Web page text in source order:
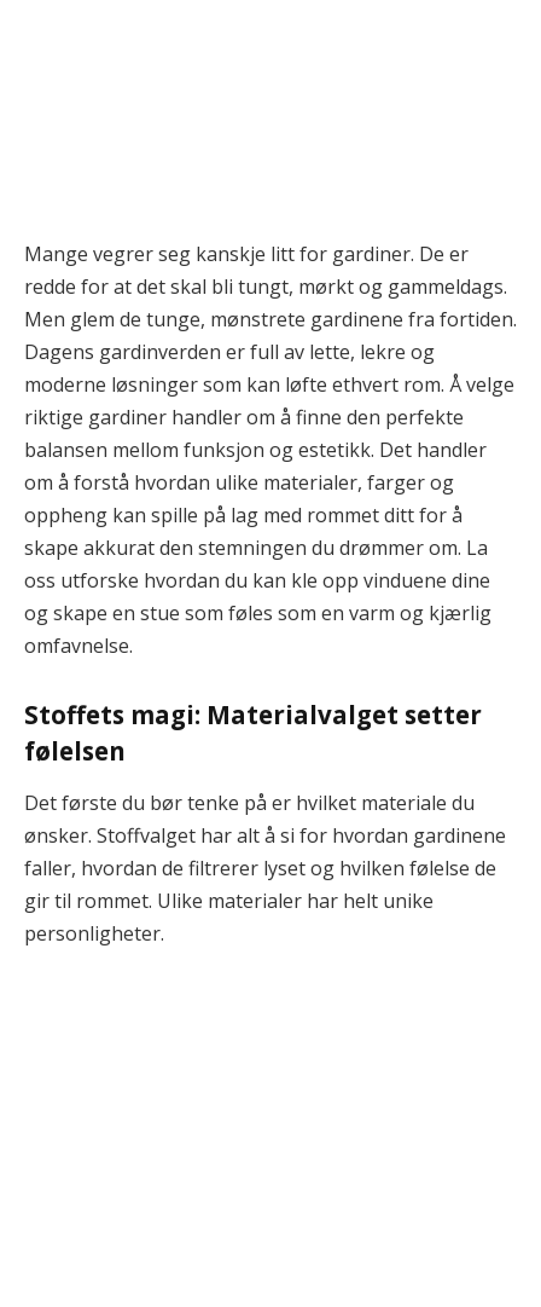
Mange vegrer seg kanskje litt for gardiner. De er
redde for at det skal bli tungt, mørkt og gammeldags.
Men glem de tunge, mønstrete gardinene fra fortiden.
Dagens gardinverden er full av lette, lekre og
moderne løsninger som kan løfte ethvert rom. Å velge
riktige gardiner handler om å finne den perfekte
balansen mellom funksjon og estetikk. Det handler
om å forstå hvordan ulike materialer, farger og
oppheng kan spille på lag med rommet ditt for å
skape akkurat den stemningen du drømmer om. La
oss utforske hvordan du kan kle opp vinduene dine
og skape en stue som føles som en varm og kjærlig
omfavnelse.
Stoffets magi: Materialvalget setter
følelsen
Det første du bør tenke på er hvilket materiale du
ønsker. Stoffvalget har alt å si for hvordan gardinene
faller, hvordan de filtrerer lyset og hvilken følelse de
gir til rommet. Ulike materialer har helt unike
personligheter.